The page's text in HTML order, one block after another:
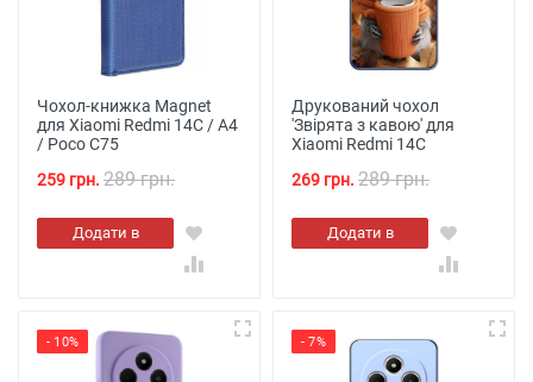
Чохол-книжка Magnet
для Xiaomi Redmi 14C / A4
/ Poco C75
259 грн. 289 грн.
Додати в
кошик
Друкований чохол
'Звірята з кавою' для
Xiaomi Redmi 14C
269 грн. 289 грн.
Додати в
кошик
- 10% - 7%